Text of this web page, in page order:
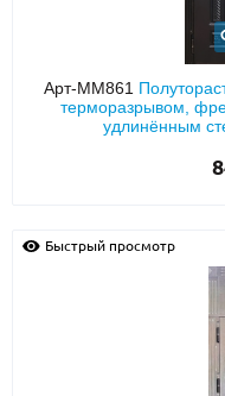
Арт-ММ861
терморазрывом,
удлинённым
Быстрый просмотр